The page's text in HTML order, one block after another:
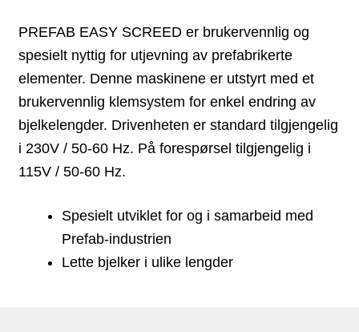
PREFAB EASY SCREED er brukervennlig og
spesielt nyttig for utjevning av prefabrikerte
elementer. Denne maskinene er utstyrt med et
brukervennlig klemsystem for enkel endring av
bjelkelengder. Drivenheten er standard tilgjengelig
i 230V / 50-60 Hz. På forespørsel tilgjengelig i
115V / 50-60 Hz.
Spesielt utviklet for og i samarbeid med
Prefab-industrien
Lette bjelker i ulike lengder